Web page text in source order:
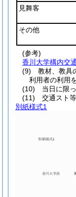
見舞客
その他
(参考)
香川大学構内交
(9) 教材、教具
利用者の利用
(10) 当日に限っ
(11) 交通スト等
別紙様式1